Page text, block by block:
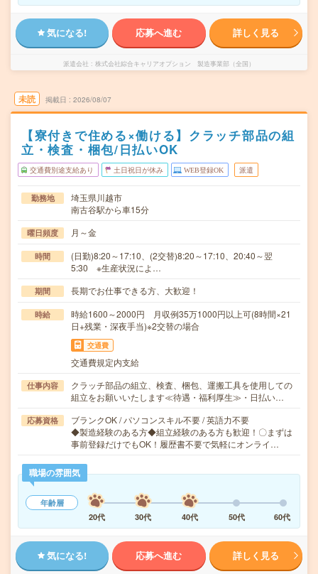
気になる! 応募へ進む 詳しく見る
派遣会社 株式会社綜合キャリアオプション 製造事業部（全国）
未読 掲載日 2026/08/07
【寮付きで住める×働ける】クラッチ部品の組
立・検査・梱包/日払いOK
交通費別途支給あり 土日祝日が休み WEB登録OK 派遣
勤務地
埼玉県川越市
南古谷駅から車15分
曜日頻度 月～金
時間
(日勤)8:20～17:10、(2交替)8:20～17:10、20:40～翌
5:30 ※生産状況によ…
期間 長期でお仕事できる方、大歓迎！
時給
時給1600～2000円 月収例35万1000円以上可(8時間×21
日+残業・深夜手当)※2交替の場合
交通費
交通費規定内支給
仕事内容
クラッチ部品の組立、検査、梱包、運搬工具を使用しての
組立をお願いいたします≪待遇・福利厚生≫・日払い…
応募資格
ブランクOK / パソコンスキル不要 / 英語力不要
◆製造経験のある方◆組立経験のある方も歓迎！〇まずは
事前登録だけでもOK！履歴書不要で気軽にオンライ…
職場の雰囲気
年齢層
20代
30代 40代 50代 60代
気になる! 応募へ進む 詳しく見る